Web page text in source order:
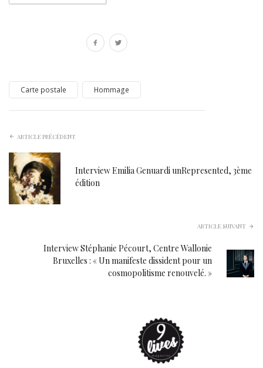
Carte postale Hommage
ARTICLE PRÉCÉDENT
Interview Emilia Genuardi unRepresented, 3ème
édition
ARTICLE SUIVANT
Interview Stéphanie Pécourt, Centre Wallonie
Bruxelles : « Un manifeste dissident pour un
cosmopolitisme renouvelé. »